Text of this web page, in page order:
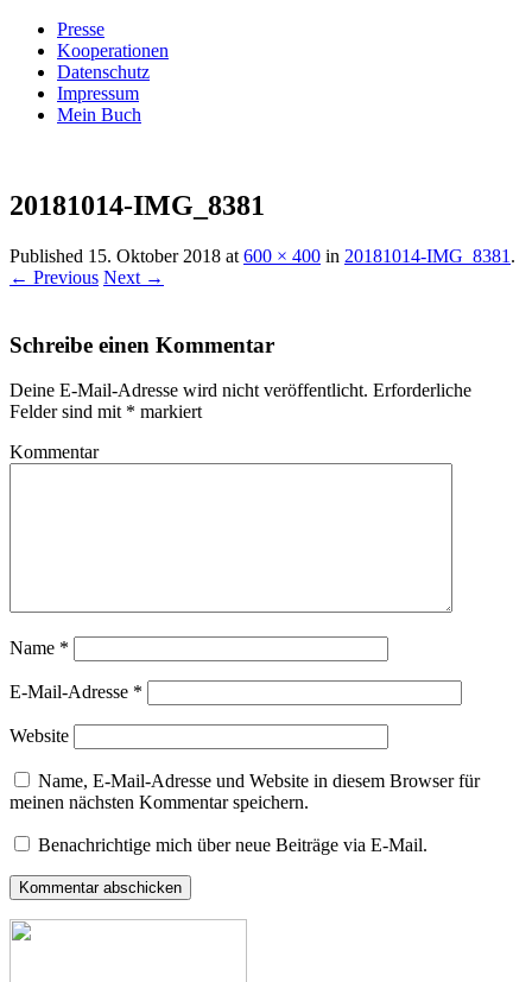
Presse
Kooperationen
Datenschutz
Impressum
Mein Buch
Villa König
20181014-IMG_8381
Published 15. Oktober 2018 at 600 × 400 in 20181014-IMG_8381 .
← Previous Next →
Schreibe einen Kommentar
Deine E-Mail-Adresse wird nicht veröffentlicht. Erforderliche
Felder sind mit * markiert
Kommentar
Name *
E-Mail-Adresse *
Website
Name, E-Mail-Adresse und Website in diesem Browser für
meinen nächsten Kommentar speichern.
Benachrichtige mich über neue Beiträge via E-Mail.